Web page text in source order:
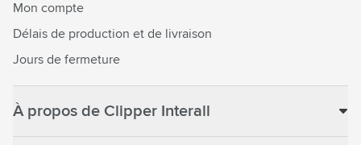
Mon compte
Délais de production et de livraison
Jours de fermeture
À propos de Clipper Interall